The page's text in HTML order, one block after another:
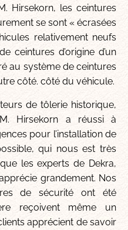
Hirsekorn, les ceintures
se sont « écrasées
relativement neufs
ceintures d’origine d’un
au système de ceintures
côté. côté du véhicule.
de tôlerie historique,
Hirsekorn a réussi à
pour l’installation de
qui nous est très
les experts de Dekra,
grandement. Nos
de sécurité ont été
reçoivent même un
apprécient de savoir